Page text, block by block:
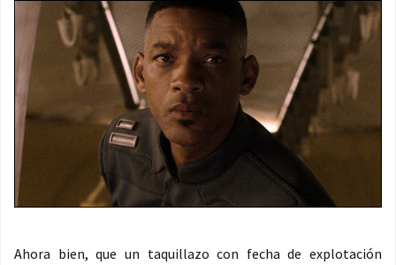
Ahora bien, que un taquillazo con fecha de explotación